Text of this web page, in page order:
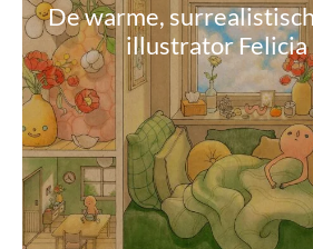
De warme,
illustrator Felicia